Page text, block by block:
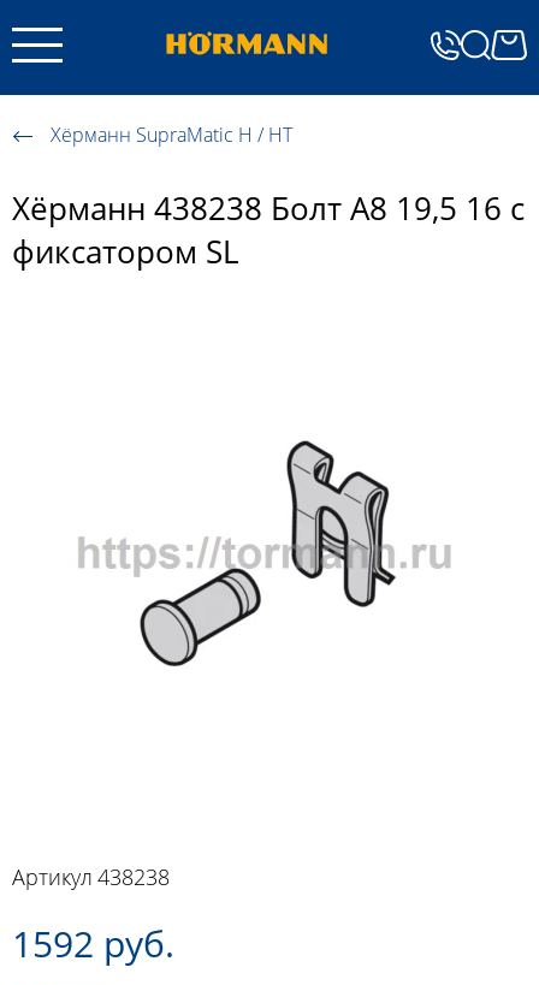
Хёрманн SupraMatic H / HT
Хёрманн 438238 Болт A8 19,5 16 с
фиксатором SL
Артикул 438238
1592 руб.